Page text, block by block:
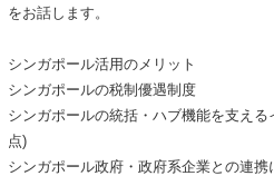
をお話します。
シンガポール活用のメリット
シンガポールの税制優遇制度
シンガポールの統括・ハブ機能を支え
点)
シンガポール政府・政府系企業との連携